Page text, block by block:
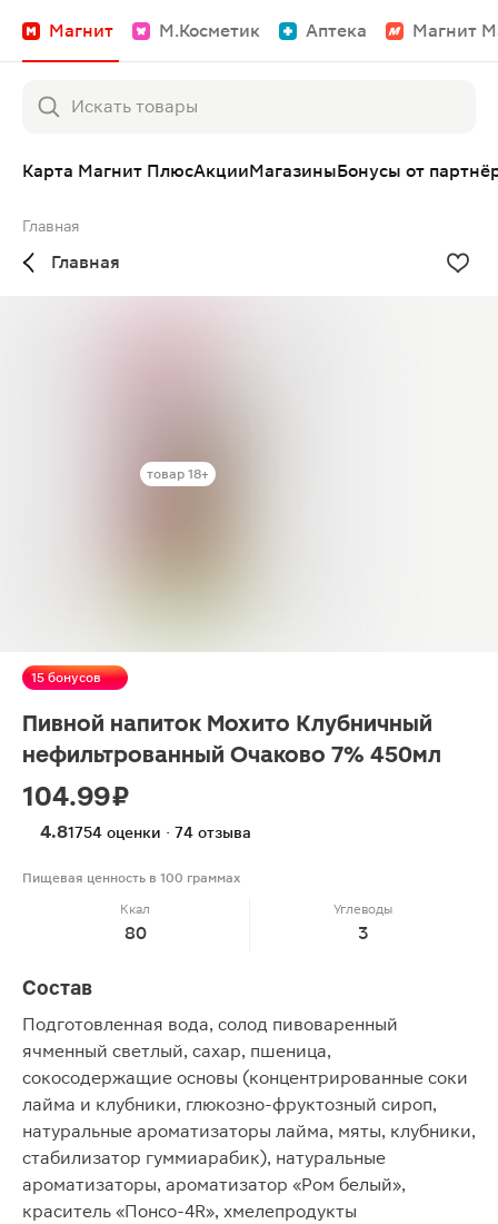
Магнит М.Косметик Аптека Магнит
Карта Магнит ПлюсАкцииМагазиныБонусы от
Главная
Главная
товар 18+
15 бонусов
Пивной напиток Мохито Клубничный
нефильтрованный Очаково 7% 450мл
104.99 ₽
4.81754 оценки · 74 отзыва
Пищевая ценность в 100 граммах
Ккал
80
Углеводы
3
Состав
Подготовленная вода, солод пивоваренный
ячменный светлый, сахар, пшеница,
сокосодержащие основы (концентрированные соки
лайма и клубники, глюкозно-фруктозный сироп,
натуральные ароматизаторы лайма, мяты, клубники,
стабилизатор гуммиарабик), натуральные
ароматизаторы, ароматизатор «Ром белый»,
краситель «Понсо-4R», хмелепродукты